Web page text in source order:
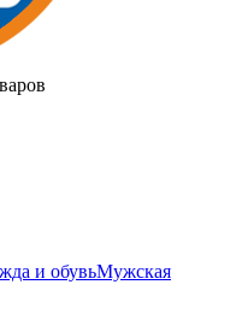
и обувьМужская